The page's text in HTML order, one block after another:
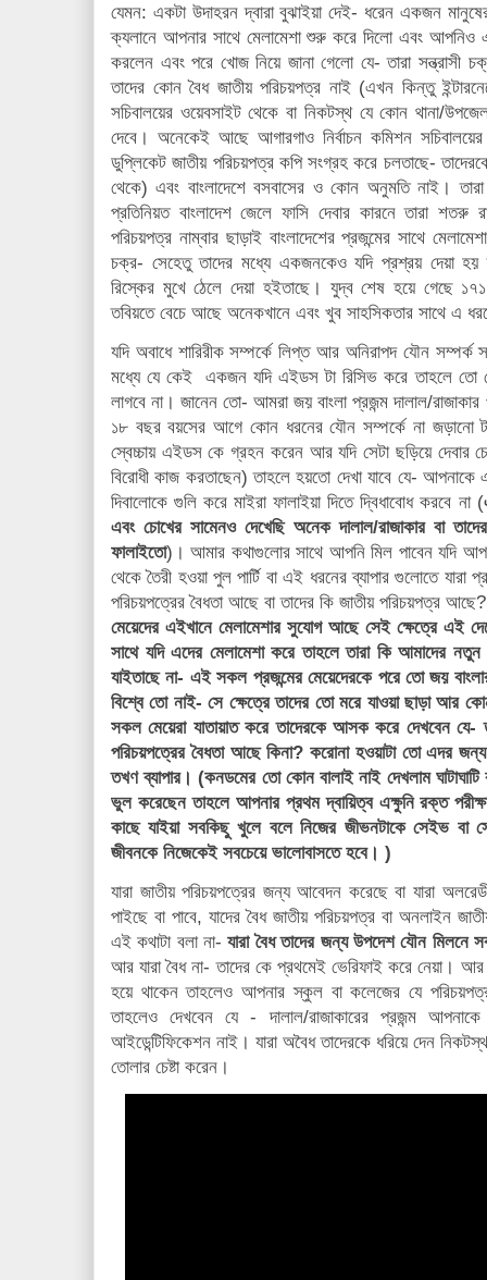
যেমন: একটা উদাহরন দ্বারা বুঝাইয়া দেই- ধরেন একজন
ক্যলানে আপনার সাথে মেলামেশা শুরু করে দিলো এবং আপনিও
করলেন এবং পরে খোজ নিয়ে জানা গেলো যে- তারা সন্ত্রাসী
তাদের কোন বৈধ জাতীয় পরিচয়পত্র নাই (এখন কিন্তু
সচিবালয়ের ওয়েবসাইট থেকে বা নিকটস্থ যে কোন থানা/
দেবে। অনেকেই আছে আগারগাও নির্বাচন কমিশন সচিবালয়ের
ডুপ্লিকেট জাতীয় পরিচয়পত্র কপি সংগ্রহ করে চলতাছে-
থেকে) এবং বাংলাদেশে বসবাসের ও কোন অনুমতি নাই। তারা
প্রতিনিয়ত বাংলাদেশ জেলে ফাসি দেবার কারনে তারা শতরু
পরিচয়পত্র নাম্বার ছাড়াই বাংলাদেশের প্রজন্মের সাথে
চক্র- সেহেতু তাদের মধ্যে একজনকেও যদি প্রশ্রয় দেয়া হয়
রিস্কের মুখে ঠেলে দেয়া হইতাছে। যুদ্ব শেষ হয়ে গেছে
তবিয়তে বেচে আছে অনেকখানে এবং খুব সাহসিকতার সাথে এ
যদি অবাধে শারিরীক সম্পর্কে লিপ্ত আর অনিরাপদ যৌন সম্পর্ক
মধ্যে যে কেই একজন যদি এইডস টা রিসিভ করে তাহলে তো
লাগবে না। জানেন তো- আমরা জয় বাংলা প্রজন্ম দালাল/
১৮ বছর বয়সের আগে কোন ধরনের যৌন সম্পর্কে না জড়ানো
স্বেচ্চায় এইডস কে গ্রহন করেন আর যদি সেটা ছড়িয়ে দেবার
বিরোধী কাজ করতাছেন) তাহলে হয়তো দেখা যাবে যে-
দিবালোকে গুলি করে মাইরা ফালাইয়া দিতে দ্বিধাবোধ করবে না (
এবং চোখের সামেনও দেখেছি অনেক দালাল/রাজাকার বা
ফালাইতো)। আমার কথাগুলোর সাথে আপনি মিল পাবেন যদি
থেকে তৈরী হওয়া পুল পার্টি বা এই ধরনের ব্যাপার গুলোতে যারা
পরিচয়পত্রের বৈধতা আছে বা তাদের কি জাতীয় পরিচয়পত্র
মেয়েদের এইখানে মেলামেশার সুযোগ আছে সেই ক্ষেত্রে এই
সাথে যদি এদের মেলামেশা করে তাহলে তারা কি আমাদের
যাইতাছে না- এই সকল প্রজন্মের মেয়েদেরকে পরে তো জয়
বিশ্বে তো নাই- সে ক্ষেত্রে তাদের তো মরে যাওয়া ছাড়া আর
সকল মেয়েরা যাতায়াত করে তাদেরকে আসক করে দেখবেন যে-
পরিচয়পত্রের বৈধতা আছে কিনা? করোনা হওয়াটা তো এদর
তখণ ব্যাপার। (কনডমের তো কোন বালাই নাই দেখলাম
ভুল করেছেন তাহলে আপনার প্রথম দ্বায়িত্ব এক্ষুনি রক্ত
কাছে যাইয়া সবকিছু খুলে বলে নিজের জীভনটাকে সেইভ বা
জীবনকে নিজেকেই সবচেয়ে ভালোবাসতে হবে। )
যারা জাতীয় পরিচয়পত্রের জন্য আবেদন করেছে বা যারা
পাইছে বা পাবে, যাদের বৈধ জাতীয় পরিচয়পত্র বা অনলাইন
এই কথাটা বলা না-যারা বৈধ তাদের জন্য উপদেশ যৌন
আর যারা বৈধ না- তাদের কে প্রথমেই ভেরিফাই করে নেয়া।
হয়ে থাকেন তাহলেও আপনার স্কুল বা কলেজের যে
তাহলেও দেখবেন যে - দালাল/রাজাকারের প্রজন্ম
আইডেন্টিফিকেশন নাই। যারা অবৈধ তাদেরকে ধরিয়ে দেন
তোলার চেষ্টা করেন।